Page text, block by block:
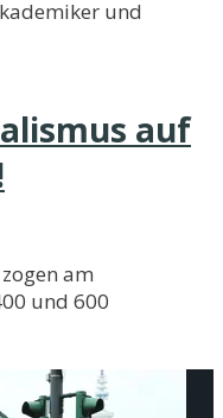
und
auf
am
und 600